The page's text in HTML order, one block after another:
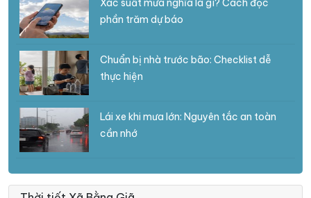
Xác suất mưa nghĩa là gì? Cách đọc
phần trăm dự báo
Chuẩn bị nhà trước bão: Checklist dễ
thực hiện
Lái xe khi mưa lớn: Nguyên tắc an toàn
cần nhớ